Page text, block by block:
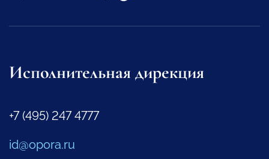
Исполнительная дирекция
+7 (495) 247 4777
id@opora.ru